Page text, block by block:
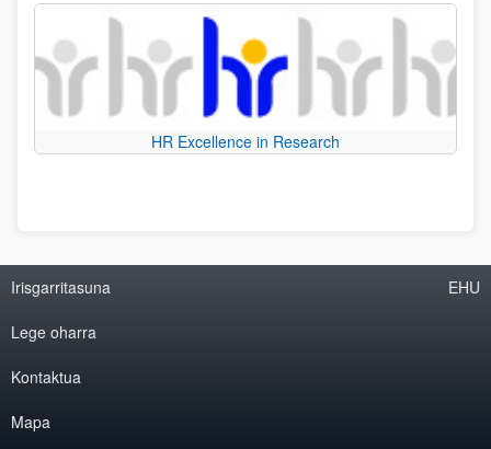
HR Excellence in Research
Irisgarritasuna
Lege oharra
Kontaktua
Mapa
EHU